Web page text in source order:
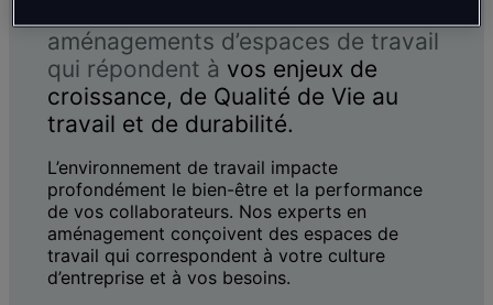
aménagements d’espaces de travail
qui répondent à vos enjeux de
croissance, de Qualité de Vie au
travail et de durabilité.
L’environnement de travail impacte
profondément le bien-être et la performance
de vos collaborateurs. Nos experts en
aménagement conçoivent des espaces de
travail qui correspondent à votre culture
d’entreprise et à vos besoins.